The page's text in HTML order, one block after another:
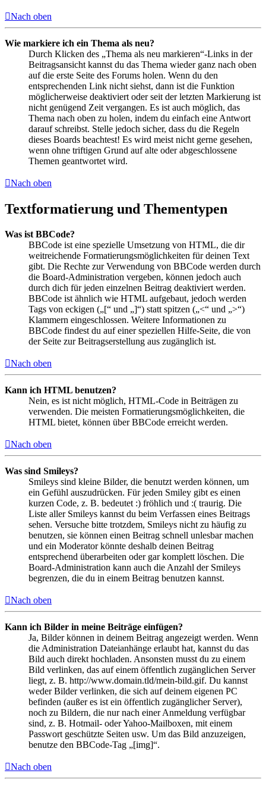
Nach oben
Wie markiere ich ein Thema als neu?
Durch Klicken des „Thema als neu markieren“-Links in der
Beitragsansicht kannst du das Thema wieder ganz nach oben
auf die erste Seite des Forums holen. Wenn du den
entsprechenden Link nicht siehst, dann ist die Funktion
möglicherweise deaktiviert oder seit der letzten Markierung ist
nicht genügend Zeit vergangen. Es ist auch möglich, das
Thema nach oben zu holen, indem du einfach eine Antwort
darauf schreibst. Stelle jedoch sicher, dass du die Regeln
dieses Boards beachtest! Es wird meist nicht gerne gesehen,
wenn ohne triftigen Grund auf alte oder abgeschlossene
Themen geantwortet wird.
Nach oben
Textformatierung und Thementypen
Was ist BBCode?
BBCode ist eine spezielle Umsetzung von HTML, die dir
weitreichende Formatierungsmöglichkeiten für deinen Text
gibt. Die Rechte zur Verwendung von BBCode werden durch
die Board-Administration vergeben, können jedoch auch
durch dich für jeden einzelnen Beitrag deaktiviert werden.
BBCode ist ähnlich wie HTML aufgebaut, jedoch werden
Tags von eckigen („[“ und „]“) statt spitzen („<“ und „>“)
Klammern eingeschlossen. Weitere Informationen zu
BBCode findest du auf einer speziellen Hilfe-Seite, die von
der Seite zur Beitragserstellung aus zugänglich ist.
Nach oben
Kann ich HTML benutzen?
Nein, es ist nicht möglich, HTML-Code in Beiträgen zu
verwenden. Die meisten Formatierungsmöglichkeiten, die
HTML bietet, können über BBCode erreicht werden.
Nach oben
Was sind Smileys?
Smileys sind kleine Bilder, die benutzt werden können, um
ein Gefühl auszudrücken. Für jeden Smiley gibt es einen
kurzen Code, z. B. bedeutet :) fröhlich und :( traurig. Die
Liste aller Smileys kannst du beim Verfassen eines Beitrags
sehen. Versuche bitte trotzdem, Smileys nicht zu häufig zu
benutzen, sie können einen Beitrag schnell unlesbar machen
und ein Moderator könnte deshalb deinen Beitrag
entsprechend überarbeiten oder gar komplett löschen. Die
Board-Administration kann auch die Anzahl der Smileys
begrenzen, die du in einem Beitrag benutzen kannst.
Nach oben
Kann ich Bilder in meine Beiträge einfügen?
Ja, Bilder können in deinem Beitrag angezeigt werden. Wenn
die Administration Dateianhänge erlaubt hat, kannst du das
Bild auch direkt hochladen. Ansonsten musst du zu einem
Bild verlinken, das auf einem öffentlich zugänglichen Server
liegt, z. B. http://www.domain.tld/mein-bild.gif. Du kannst
weder Bilder verlinken, die sich auf deinem eigenen PC
befinden (außer es ist ein öffentlich zugänglicher Server),
noch zu Bildern, die nur nach einer Anmeldung verfügbar
sind, z. B. Hotmail- oder Yahoo-Mailboxen, mit einem
Passwort geschützte Seiten usw. Um das Bild anzuzeigen,
benutze den BBCode-Tag „[img]“.
Nach oben